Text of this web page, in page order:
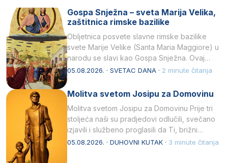
Gospa Snježna – sveta Marija Velika,
zaštitnica rimske bazilike
Obljetnica posvete slavne rimske bazilike
svete Marije Velike (Santa Maria Maggiore) u
narodu se slavi kao Gospa Snježna. Ovaj
naziv, Sancta Maria…
05.08.2026. · SVETAC DANA · 2 minute čitanja
Molitva svetom Josipu za Domovinu
Molitva svetom Josipu za Domovinu Prije tri
stoljeća naši su pradjedovi odlučili, svečano
izjavili i službeno proglasili da Ti, brižni
Poočime Isusov,…
05.08.2026. · DUHOVNI KUTAK · 3 minute čitanja